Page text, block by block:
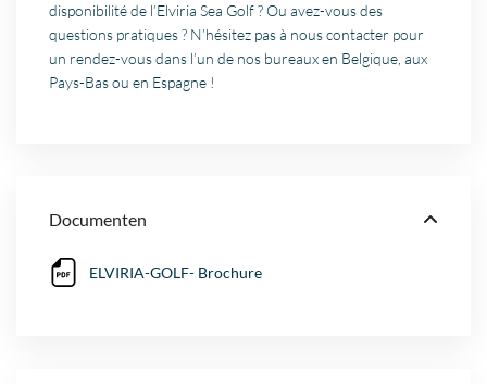
disponibilité de l’Elviria Sea Golf ? Ou avez-vous des
questions pratiques ? N’hésitez pas à nous contacter pour
un rendez-vous dans l’un de nos bureaux en Belgique, aux
Pays-Bas ou en Espagne !
Documenten
ELVIRIA-GOLF- Brochure